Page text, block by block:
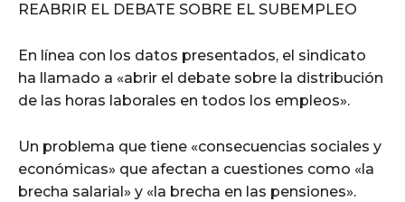
REABRIR EL DEBATE SOBRE EL SUBEMPLEO
En línea con los datos presentados, el sindicato
ha llamado a «abrir el debate sobre la distribución
de las horas laborales en todos los empleos».
Un problema que tiene «consecuencias sociales y
económicas» que afectan a cuestiones como «la
brecha salarial» y «la brecha en las pensiones».